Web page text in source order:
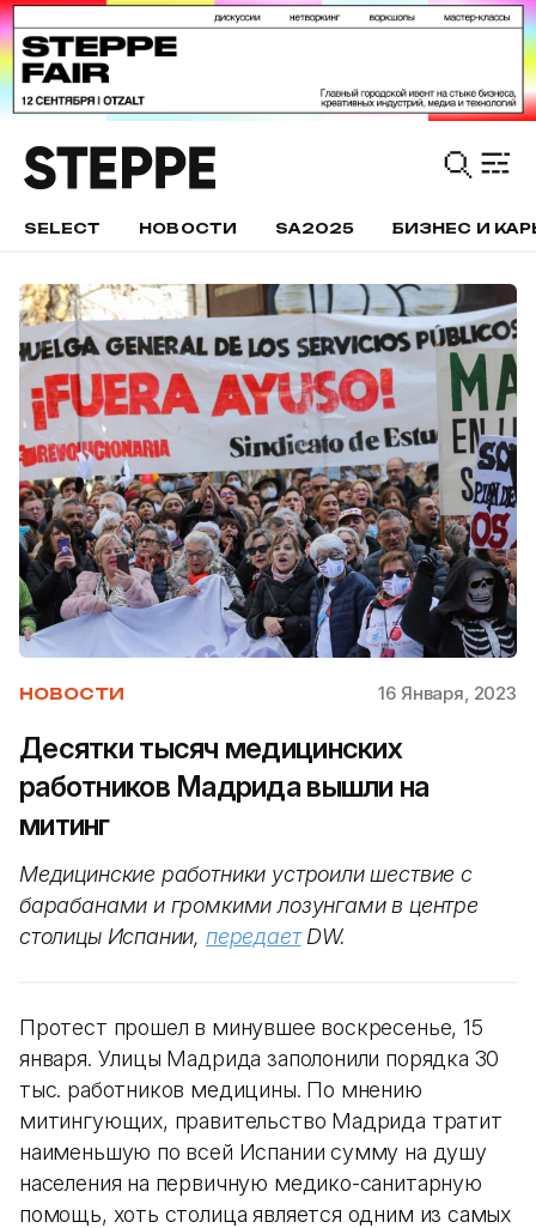
SELECT НОВОСТИ SA2025 БИЗНЕС И
НОВОСТИ 16 Января, 2023
Десятки тысяч медицинских
работников Мадрида вышли на
митинг
Медицинские работники устроили шествие с
барабанами и громкими лозунгами в центре
столицы Испании, передаетDW.
Протест прошел в минувшее воскресенье, 15
января. Улицы Мадрида заполонили порядка 30
тыс. работников медицины. По мнению
митингующих, правительство Мадрида тратит
наименьшую по всей Испании сумму на душу
населения на первичную медико-санитарную
помощь, хоть столица является одним из самых